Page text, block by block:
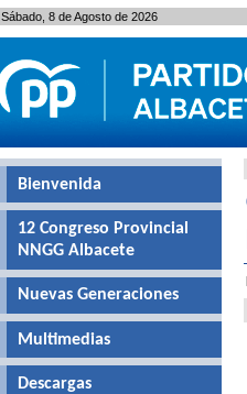
Bienvenida
12 Congreso Provincial
NNGG Albacete
Nuevas Generaciones
Multimedias
Descargas
Sábado, 8 de Agosto de 2026